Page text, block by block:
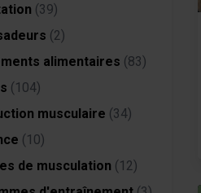
PACKS
de muscle
de masse
(39)
(2)
alimentaires (83)
(104)
musculaire (34)
(10)
de musculation (12)